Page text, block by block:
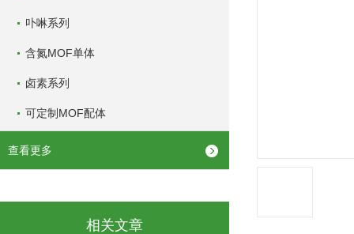
卟啉系列
含氮MOF单体
卤素系列
可定制MOF配体
查看更多
相关文章